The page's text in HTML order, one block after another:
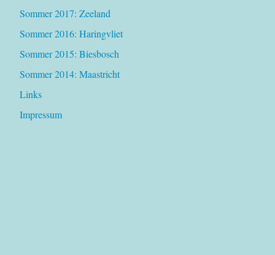
Sommer 2017: Zeeland
Sommer 2016: Haringvliet
Sommer 2015: Biesbosch
Sommer 2014: Maastricht
Links
Impressum